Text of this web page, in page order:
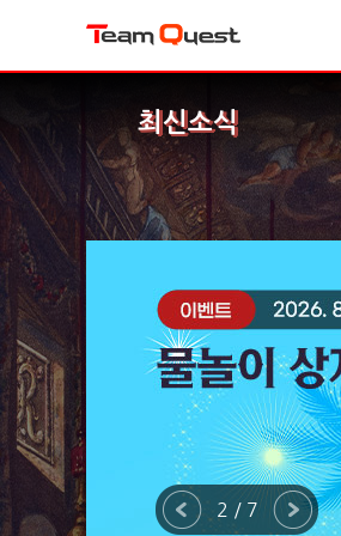
최신소식
2 / 7